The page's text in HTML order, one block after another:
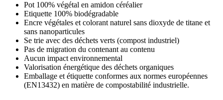
Pot 100% végétal en amidon céréalier
Etiquette 100% biodégradable
Encre végétales et colorant naturel sans dioxyde de titane et
sans nanoparticules
Se trie avec des déchets verts (compost industriel)
Pas de migration du contenant au contenu
Aucun impact environnemental
Valorisation énergétique des déchets organiques
Emballage et étiquette conformes aux normes européennes
(EN13432) en matière de compostabilité industrielle.